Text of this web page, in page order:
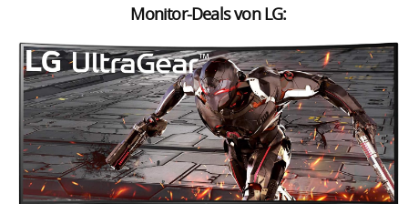
Monitor-Deals von LG: